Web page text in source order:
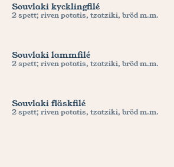
Souvlaki kycklingfilé
2 spett; riven potatis, tzatziki, bröd m.m.
Souvlaki lammfilé
2 spett; riven potatis, tzatziki, bröd m.m.
Souvlaki fläskfilé
2 spett; riven potatis, tzatziki, bröd m.m.